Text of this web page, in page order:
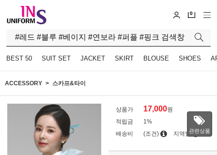
0
BEST 50 SUIT SET JACKET SKIRT BLOUSE SHOES
ACCESSORY 스카프&타이
상품가 17,000원
적립금
1%
배송비
(조건) 지역별관련상품